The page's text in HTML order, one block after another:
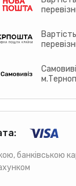
банківською